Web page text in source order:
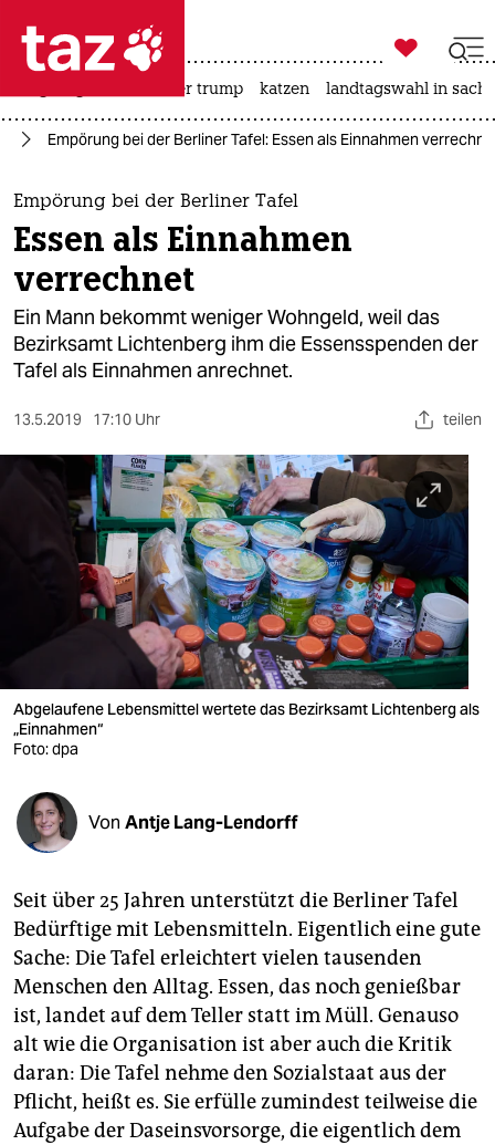
 taz zahl ich
taz zahl ich
themen
politik
öko
gesellschaft
sport
berlin
nord
wahrheit
verlag
verlag
veranstaltungen
fragen & hilfe
abo
genossenschaft
epaper login

taz zahl ich
usa unter trump katzen landtagswahl in
Empörung bei der Berliner Tafel: Essen als Einnahmen
Empörung bei der Berliner Tafel
Essen als Einnahmen
verrechnet
Ein Mann bekommt weniger Wohngeld, weil das
Bezirksamt Lichtenberg ihm die Essensspenden der
Tafel als Einnahmen anrechnet.
13.5.2019 17:10 Uhr teilen
Abgelaufene Lebensmittel wertete das Bezirksamt Lichtenberg als
„Einnahmen“
Foto: dpa
Von Antje Lang-Lendorff
Seit über 25 Jahren unterstützt die Berliner Tafel
Bedürftige mit Lebensmitteln. Eigentlich eine gute
Sache: Die Tafel erleichtert vielen tausenden
Menschen den Alltag. Essen, das noch genießbar
ist, landet auf dem Teller statt im Müll. Genauso
alt wie die Organisation ist aber auch die Kritik
daran: Die Tafel nehme den Sozialstaat aus der
Pflicht, heißt es. Sie erfülle zumindest teilweise die
Aufgabe der Daseinsvorsorge, die eigentlich dem